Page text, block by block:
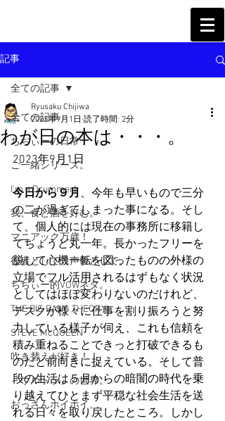
記事
全ての記事
ちぢぃーの日常
ご一緒シリーズ。
I'm a Drummer!
我、食と酒を好む。
マニアック万歳！
役者として、声優として。
ちぢぃー的VOWネタ。
THE BIG BANG THEORY
STEVE McQUEEN
吹き替えが好き！！
「ウルトラ」の世界。
おっさんホイホイ。
全ての記事
わが日の本は・・・。
Ryusaku Chijiwa
2023年9月1日 読了時間: 2分
2023年9月1日
今日から９月 、今年も早いもので三分
の二が過ぎてしまった事になる。そし
て、個人的には現在の事務所に移籍し
てちょうど丸一年。長かったフリーを
脱して心機一転を図ったものの外様の
立場でフル活用されるはずもなく状況
としてはほぼ変わりないのだけれど、
デスクが様々に仕事を割り振ろうと努
力している様子が伺え、これも信頼を
積み重ねることできっと打破できるも
のだと前向きに捉えている。そして普
段の生活は５月からの暗闇の時代を乗
り越えてひとまず平穏な社会生活を送
れる日々を取り戻したところ。しかし